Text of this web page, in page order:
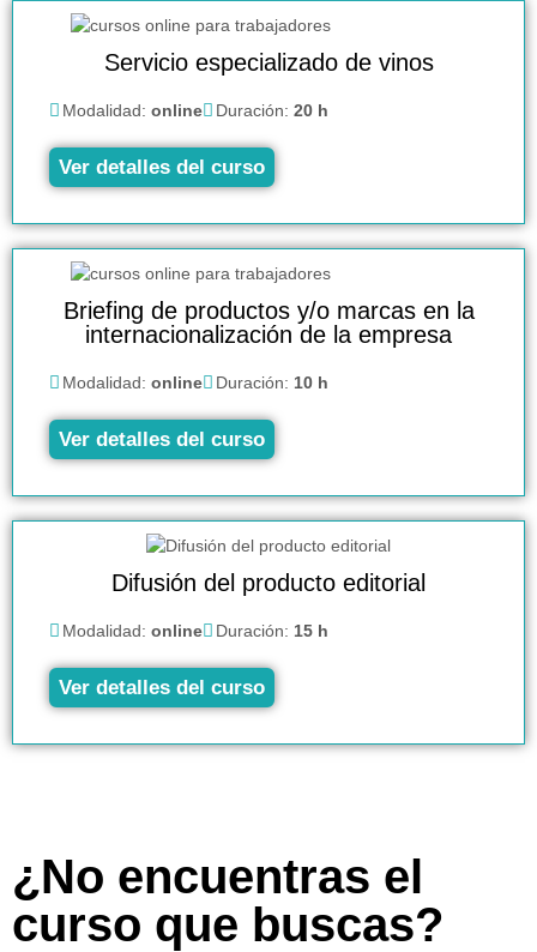
Servicio especializado de vinos
Modalidad: online Duración: 20 h
Ver detalles del curso
Briefing de productos y/o marcas en la
internacionalización de la empresa
Modalidad: online Duración: 10 h
Ver detalles del curso
Difusión del producto editorial
Modalidad: online Duración: 15 h
Ver detalles del curso
¿No encuentras el
curso que buscas?